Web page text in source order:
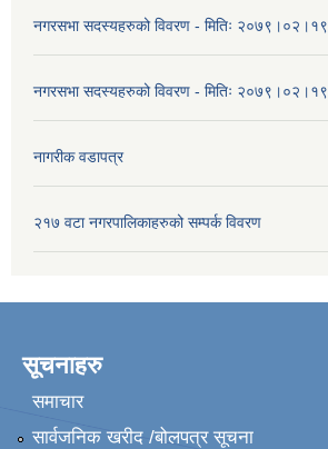
नगरसभा सदस्यहरुको विवरण - मितिः २०७९।०२।१९
नगरसभा सदस्यहरुको विवरण - मितिः २०७९।०२।१९
नागरीक वडापत्र
२१७ वटा नगरपालिकाहरुको सम्पर्क विवरण
सूचनाहरु
समाचार
सार्वजनिक खरीद /बोलपत्र सूचना